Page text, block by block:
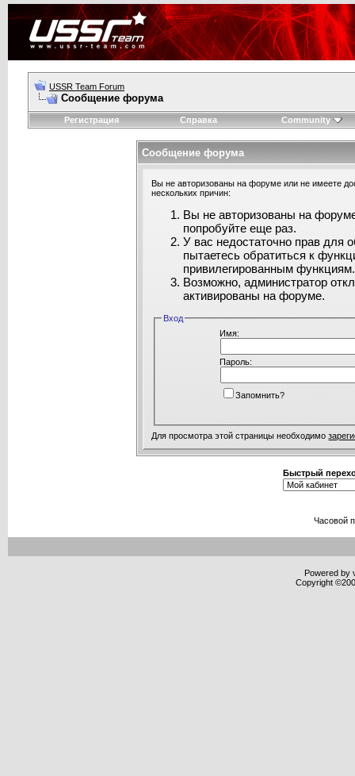
USSR Team Forum
Сообщение форума
Регистрация Справка Community
Сообщение форума
Вы не авторизованы на форуме или не имеете
нескольких причин:
Вы не авторизованы на
попробуйте еще раз.
У вас недостаточно прав для
пытаетесь обратиться к
привилегированным функциям.
Возможно, администратор
активированы на форуме.
Вход
Имя:
Пароль:
Запомнить?
Для просмотра этой страницы необходимо
Быстрый
Часовой
Powered by
Copyright